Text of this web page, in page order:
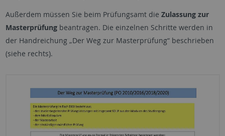
Außerdem müssen Sie beim Prüfungsamt die Zulassung zur
Masterprüfungbeantragen. Die einzelnen Schritte werden in
der Handreichung „Der Weg zur Masterprüfung“ beschrieben
(siehe rechts).